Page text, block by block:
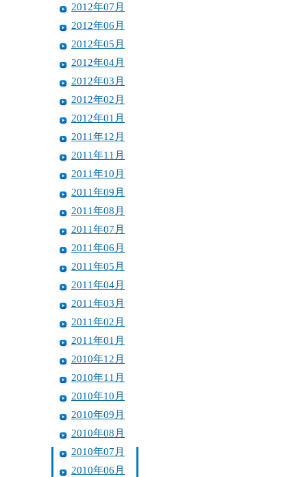
2012年07月
2012年06月
2012年05月
2012年04月
2012年03月
2012年02月
2012年01月
2011年12月
2011年11月
2011年10月
2011年09月
2011年08月
2011年07月
2011年06月
2011年05月
2011年04月
2011年03月
2011年02月
2011年01月
2010年12月
2010年11月
2010年10月
2010年09月
2010年08月
2010年07月
2010年06月